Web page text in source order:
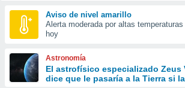
y
forma
digital
basada
Aviso de nivel amarillo
Alerta moderada por altas
hoy
Astronomía
El astrofísico especializado Zeus
dice que le pasaría a la Tierra si